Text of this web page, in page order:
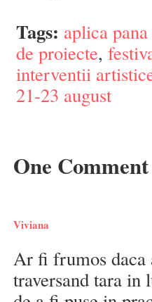
Tags: aplica
de proiecte,
interventii
21-23 august
One Comment
Viviana
Ar fi frumos daca
traversand tara in